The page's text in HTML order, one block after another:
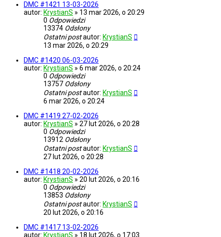
DMC #1421 13-03-2026
autor: KrystianS » 13 mar 2026, o 20:29
0 Odpowiedzi
13374 Odsłony
Ostatni postautor: KrystianS
13 mar 2026, o 20:29
DMC #1420 06-03-2026
autor: KrystianS » 6 mar 2026, o 20:24
0 Odpowiedzi
13757 Odsłony
Ostatni postautor: KrystianS
6 mar 2026, o 20:24
DMC #1419 27-02-2026
autor: KrystianS » 27 lut 2026, o 20:28
0 Odpowiedzi
13912 Odsłony
Ostatni postautor: KrystianS
27 lut 2026, o 20:28
DMC #1418 20-02-2026
autor: KrystianS » 20 lut 2026, o 20:16
0 Odpowiedzi
13853 Odsłony
Ostatni postautor: KrystianS
20 lut 2026, o 20:16
DMC #1417 13-02-2026
autor: KrystianS » 18 lut 2026, o 17:03